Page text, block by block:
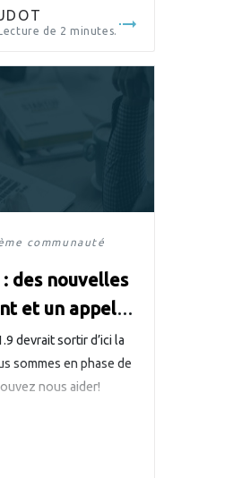
par Adrien Cunin
Lecture de 2 minutes.
communauté
des nouvelles
et un appel
devrait sortir d’ici la
sommes en phase de
nous aider!